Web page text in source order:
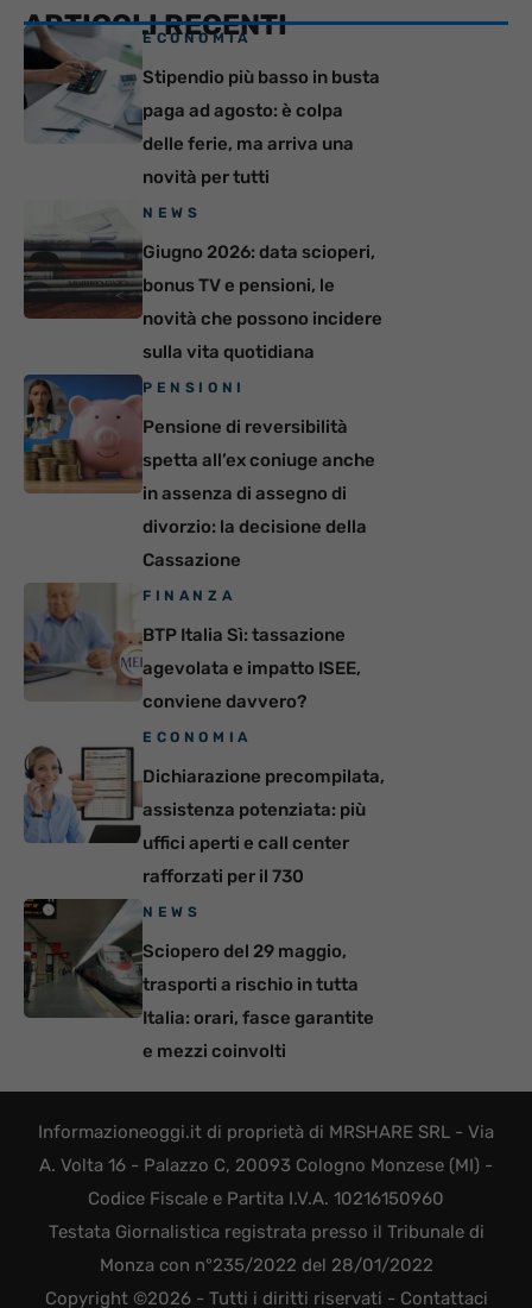
ARTICOLI RECENTI
ECONOMIA
Stipendio più basso in busta
paga ad agosto: è colpa
delle ferie, ma arriva una
novità per tutti
NEWS
Giugno 2026: data scioperi,
bonus TV e pensioni, le
novità che possono incidere
sulla vita quotidiana
PENSIONI
Pensione di reversibilità
spetta all’ex coniuge anche
in assenza di assegno di
divorzio: la decisione della
Cassazione
FINANZA
BTP Italia Sì: tassazione
agevolata e impatto ISEE,
conviene davvero?
ECONOMIA
Dichiarazione precompilata,
assistenza potenziata: più
uffici aperti e call center
rafforzati per il 730
NEWS
Sciopero del 29 maggio,
trasporti a rischio in tutta
Italia: orari, fasce garantite
e mezzi coinvolti
Informazioneoggi.it di proprietà di MRSHARE SRL - Via
A. Volta 16 - Palazzo C, 20093 Cologno Monzese (MI) -
Codice Fiscale e Partita I.V.A. 10216150960
Testata Giornalistica registrata presso il Tribunale di
Monza con n°235/2022 del 28/01/2022
Copyright ©2026 - Tutti i diritti riservati - Contattaci